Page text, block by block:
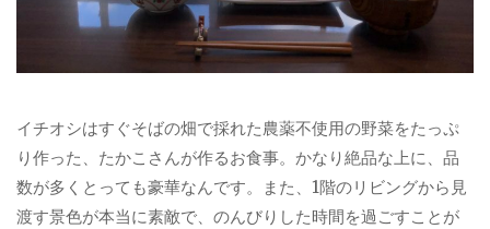
イチオシはすぐそばの畑で採れた農薬不使用の野菜をたっぷ
り作った、たかこさんが作るお食事。かなり絶品な上に、品
数が多くとっても豪華なんです。また、1階のリビングから見
渡す景色が本当に素敵で、のんびりした時間を過ごすことが